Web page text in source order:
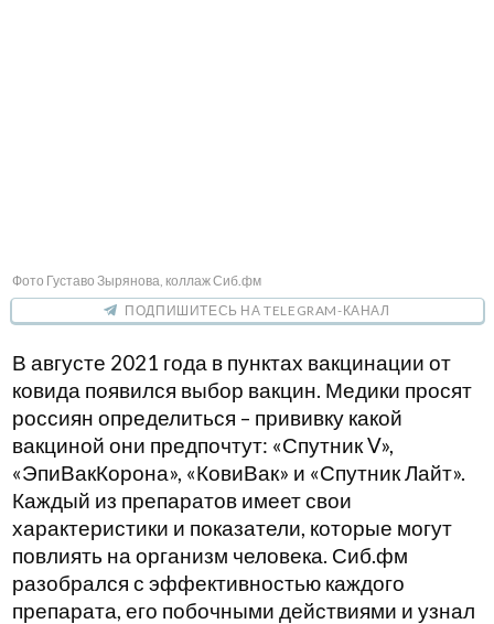
Фото Густаво Зырянова, коллаж Сиб.фм
ПОДПИШИТЕСЬ НА TELEGRAM-КАНАЛ
В августе 2021 года в пунктах вакцинации от
ковида появился выбор вакцин. Медики просят
россиян определиться – прививку какой
вакциной они предпочтут: «Спутник V»,
«ЭпиВакКорона», «КовиВак» и «Спутник Лайт».
Каждый из препаратов имеет свои
характеристики и показатели, которые могут
повлиять на организм человека. Сиб.фм
разобрался с эффективностью каждого
препарата, его побочными действиями и узнал